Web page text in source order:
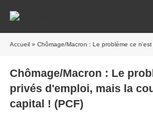
Accueil » Chômage/Macron : Le problème ce n'est pas les privés
Chômage/Macron : Le
privés d'emploi, mais la
capital ! (PCF)